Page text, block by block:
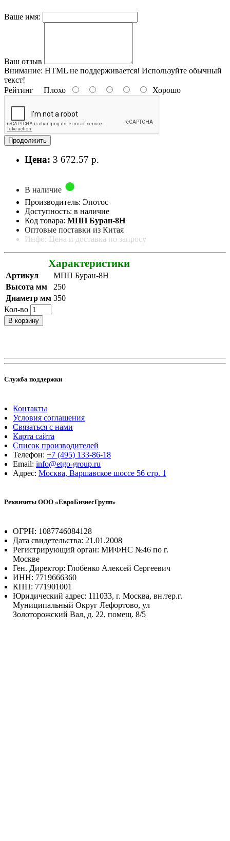
Ваше имя:
Ваш отзыв
Внимание: HTML не поддерживается! Используйте обычный
текст!
Рейтинг Плохо Хорошо
Продолжить
Цена: 3 672.57 р.
В наличие
Производитель: Эпотос
Доступность: в наличие
Код товара: МПП Буран-8Н
Оптовые поставки из Китая
Инфо: Цена и доставка по запросу
Характеристики
Артикул
МПП Буран-8Н
Высота мм
250
Диаметр мм 350
Кол-во
В корзину
Служба поддержки
Контакты
Условия соглашения
Связаться с нами
Карта сайта
Список производителей
Телефон: +7 (495) 133-86-18
Email: info@etgo-group.ru
Адрес: Москва, Варшавское шоссе 56 стр. 1
Реквизиты ООО «ЕвроБизнесГрупп»
ОГРН: 1087746084128
Дата свидетельства: 21.01.2008
Регистрирующий орган: МИФНС №46 по г.
Москве
Ген. Директор: Глобенко Алексей Сергеевич
ИНН: 7719666360
КПП: 771901001
Юридический адрес: 111033, г. Москва, вн.тер.г.
Муниципальный Округ Лефортово, ул
Золоторожский Вал, д. 22, помещ. 8/5